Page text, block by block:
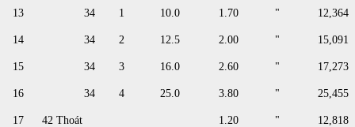
13 34 1 10.0 1.70 " 12,364
14 34 2 12.5 2.00 " 15,091
15 34 3 16.0 2.60 " 17,273
16 34 4 25.0 3.80 " 25,455
17 42 Thoát 1.20 " 12,818